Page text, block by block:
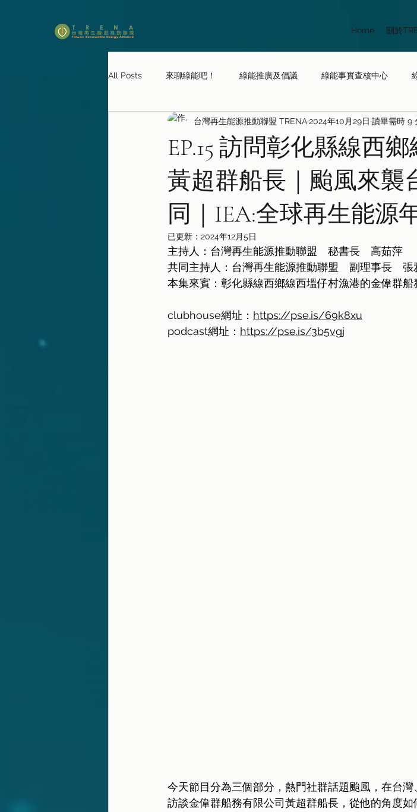
Home 關於
All Posts 來聊綠能吧！ 綠能推廣及倡議 綠能事實查核中心
TRENA TALKS 課本沒教你的綠能大小事 民間版能源轉型白皮書
EP.15 訪問彰化縣線西
黃超群船長｜颱風來襲
同｜IEA:全球再生能源
台灣再生能源推動聯盟 TRENA2024年10月29日 讀畢需時 9
已更新： 2024年12月5日
主持人：台灣再生能源推動聯盟　秘書長　高茹萍
共同主持人：台灣再生能源推動聯盟　副理事長　張
本集來賓：彰化縣線西鄉線西塭仔村漁港的金偉群
clubhouse網址： https://pse.is/69k8xu
podcast網址： https://pse.is/3b5vgj
今天節目分為三個部分，熱門社群話題颱風，在台
訪談金偉群船務有限公司黃超群船長 ，從他的角度